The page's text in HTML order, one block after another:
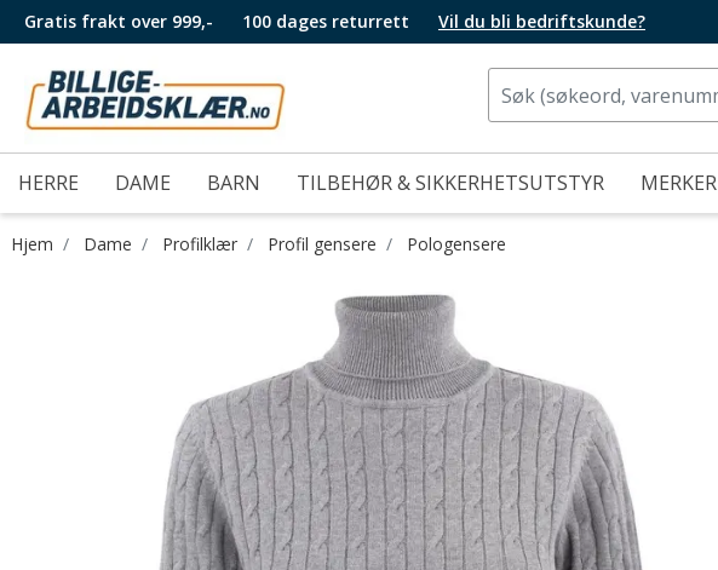
Gratis frakt over 999,- 100 dages returrett Vil du bli bedriftskunde?
HERRE DAME BARN TILBEHØR & SIKKERHETSUTSTYR MERKER
Hjem Dame Profilklær Profil gensere Pologensere